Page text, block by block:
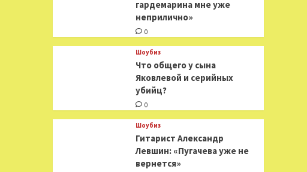
гардемарина мне уже
неприлично»
0
Шоубиз
Что общего у сына
Яковлевой и серийных
убийц?
0
Шоубиз
Гитарист Александр
Левшин: «Пугачева уже не
вернется»